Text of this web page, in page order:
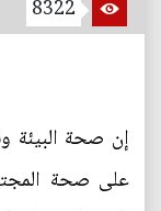
8322
إن صحة البيئة
على صحة